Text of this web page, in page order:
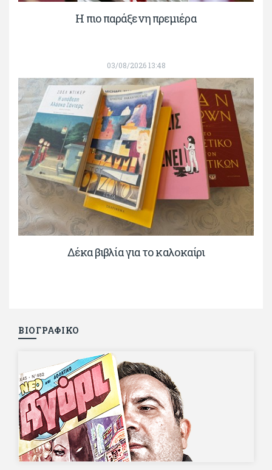
H πιο παράξενη πρεμιέρα
03/08/2026 13:48
Δέκα βιβλία για το καλοκαίρι
ΒΙΟΓΡΑΦΙΚΟ